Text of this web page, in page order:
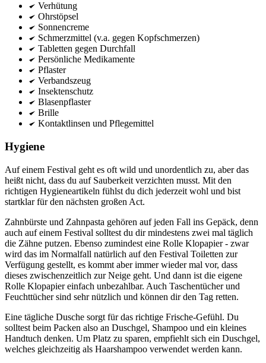
Verhütung
Ohrstöpsel
Sonnencreme
Schmerzmittel (v.a. gegen Kopfschmerzen)
Tabletten gegen Durchfall
Persönliche Medikamente
Pflaster
Verbandszeug
Insektenschutz
Blasenpflaster
Brille
Kontaktlinsen und Pflegemittel
Hygiene
Auf einem Festival geht es oft wild und unordentlich zu, aber das
heißt nicht, dass du auf Sauberkeit verzichten musst. Mit den
richtigen Hygieneartikeln fühlst du dich jederzeit wohl und bist
startklar für den nächsten großen Act.
Zahnbürste und Zahnpasta gehören auf jeden Fall ins Gepäck, denn
auch auf einem Festival solltest du dir mindestens zwei mal täglich
die Zähne putzen. Ebenso zumindest eine Rolle Klopapier - zwar
wird das im Normalfall natürlich auf den Festival Toiletten zur
Verfügung gestellt, es kommt aber immer wieder mal vor, dass
dieses zwischenzeitlich zur Neige geht. Und dann ist die eigene
Rolle Klopapier einfach unbezahlbar. Auch Taschentücher und
Feuchttücher sind sehr nützlich und können dir den Tag retten.
Eine tägliche Dusche sorgt für das richtige Frische-Gefühl. Du
solltest beim Packen also an Duschgel, Shampoo und ein kleines
Handtuch denken. Um Platz zu sparen, empfiehlt sich ein Duschgel,
welches gleichzeitig als Haarshampoo verwendet werden kann.